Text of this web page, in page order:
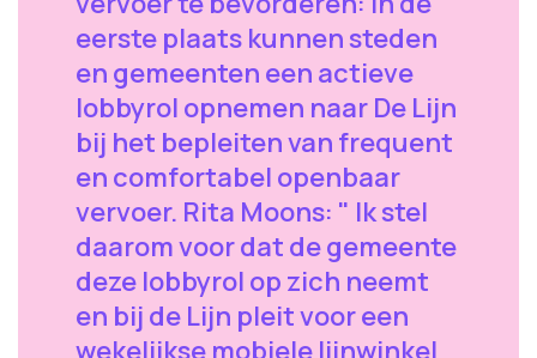
eerste plaats kunnen steden
en gemeenten een actieve
lobbyrol opnemen naar De Lijn
bij het bepleiten van frequent
en comfortabel openbaar
vervoer. Rita Moons: " Ik stel
daarom voor dat de gemeente
deze lobbyrol op zich neemt
en bij de Lijn pleit voor een
wekelijkse mobiele lijnwinkel